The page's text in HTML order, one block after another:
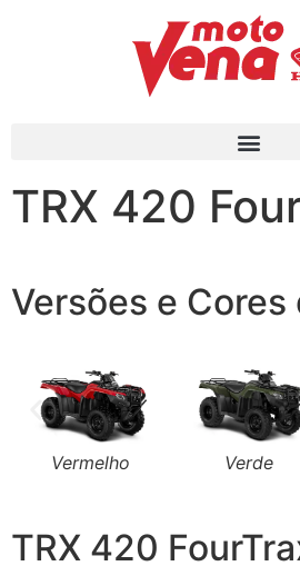
TRX 420
TRX 420 FourTrax
Tenho Interesse
Versões e
Vermelho Verde
TRX 420